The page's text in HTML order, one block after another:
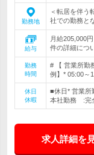
勤務地
＜転居を伴う
社での勤務と
給与
月給205,000
件の詳細につ
勤務
時間
# 【 営業所勤
例】* 05:00～
休日
休暇
■休日* 営業所
本社勤務 :完
求人詳細を